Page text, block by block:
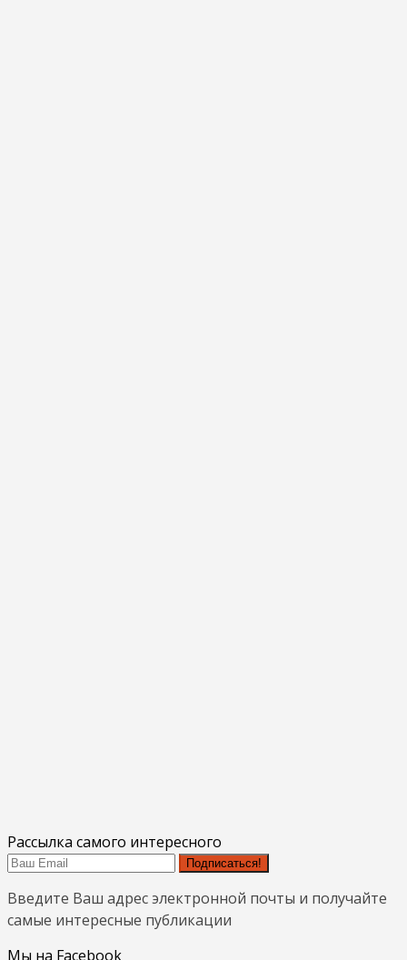
Рассылка самого интересного
Подписаться!
Введите Ваш адрес электронной почты и получайте
самые интересные публикации
Мы на Facebook